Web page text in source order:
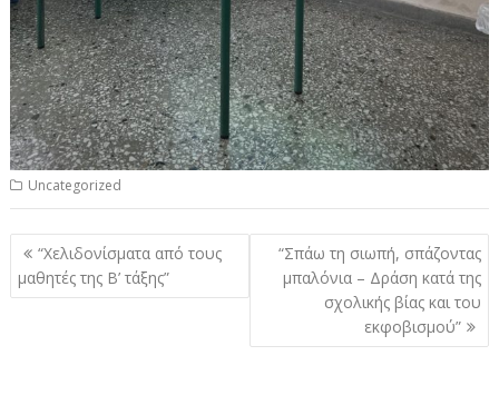
Uncategorized
Πλοήγηση
άρθρων
“Χελιδονίσματα από τους
μαθητές της Β’ τάξης”
“Σπάω τη σιωπή, σπάζοντας
μπαλόνια – Δράση κατά της
σχολικής βίας και του
εκφοβισμού”